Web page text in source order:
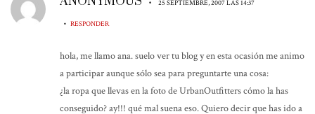
• 25 SEPTIEMBRE, 2007 LAS 14:37
• RESPONDER
hola, me llamo ana. suelo ver tu blog y en esta ocasión me animo
a participar aunque sólo sea para preguntarte una cosa:
¿la ropa que llevas en la foto de UrbanOutfitters cómo la has
conseguido? ay!!! qué mal suena eso. Quiero decir que has ido a